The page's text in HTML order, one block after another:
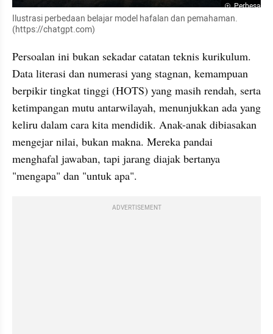
Perbesar
Ilustrasi perbedaan belajar model hafalan dan pemahaman.
(https://chatgpt.com)
Persoalan ini bukan sekadar catatan teknis kurikulum.
Data literasi dan numerasi yang stagnan, kemampuan
berpikir tingkat tinggi (HOTS) yang masih rendah, serta
ketimpangan mutu antarwilayah, menunjukkan ada yang
keliru dalam cara kita mendidik. Anak-anak dibiasakan
mengejar nilai, bukan makna. Mereka pandai
menghafal jawaban, tapi jarang diajak bertanya
"mengapa" dan "untuk apa".
ADVERTISEMENT